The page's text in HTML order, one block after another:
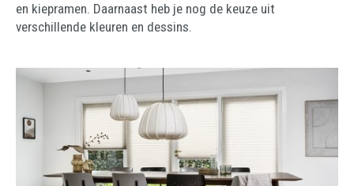
en kiepramen. Daarnaast heb je nog de keuze uit
verschillende kleuren en dessins.